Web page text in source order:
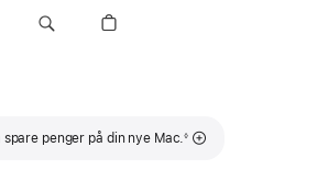
penger på din nye Mac.
Fotnote
◊